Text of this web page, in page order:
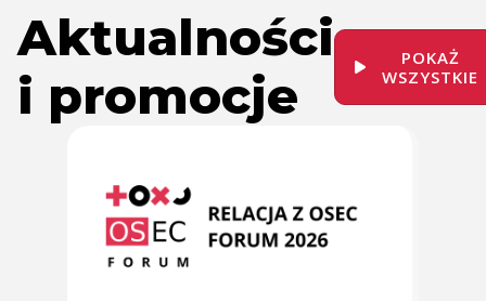
Aktualności
i promocje
POKAŻ
WSZYSTKIE